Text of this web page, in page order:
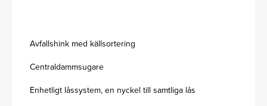
Avfallshink med källsortering
Centraldammsugare
Enhetligt låssystem, en nyckel till samtliga lås